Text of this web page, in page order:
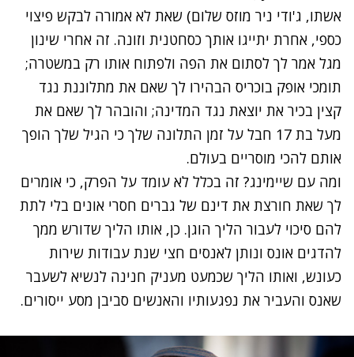
אשתו, ג'ודי ניר מוזס שלום) שאת לא אמורה לבקש פיצוי
כספי, אחרת יתייגו אותך כסחטנית וזונה. זה אחרי שינון
מגל אמר לך לסתום את הפה ולפתוח אותו רק במשטרה;
תומכי אופק בוכריס הבהירו לך שאם את מתלוננת נגד
קצין בכיר את יוצאת נגד המדינה; והובהר לך שאם את
מעל בת 17 חבל על זמן התלונה שלך כי הגיל שלך הופך
אותם להכי מוסריים בעולם.
ומה עם שיימינג? זה בכלל לא עומד על הפרק, כי אומרים
לך שאת חורצת את דינם של גברים חסרי אונים בלי לתת
להם סיכוי לעבור הליך הוגן. כן, אותו הליך שדורש ממך
להדגים אונס ונותן לאנסים חצי שנת עבודות שירות
כעונש, ואותו הליך שכמעט מעניק חנינה לנשיא לשעבר
שאנס והעביר את נפגעותיו והאנשים סביבן מסע ייסורים.